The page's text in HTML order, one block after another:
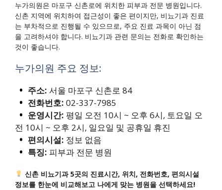
누가의원은 마포구 신촌로에 위치한 피부과 전문 병원입니다.
신촌 지역에 위치하여 접근성이 좋은 편이지만, 비뇨기과 진료
는 부차적으로 진행될 수 있으므로, 주요 진료 과목이 아닌 점
을 고려하셔야 합니다. 비뇨기과 관련 문의는 전화로 확인하는
것이 좋습니다.
누가의원 주요 정보:
주소: 서울 마포구 신촌로 84
전화번호: 02-337-7985
운영시간: 평일 오전 10시 ~ 오후 6시, 토요일 오
전 10시 ~ 오후 2시, 일요일 및 공휴일 휴진
편의시설: 정보 없음
특징: 피부과 전문 병원
신촌 비뇨기과 5곳의 진료시간, 위치, 전화번호, 편의시설
정보를 한눈에 비교해보고 나에게 맞는 병원을 선택하세요!